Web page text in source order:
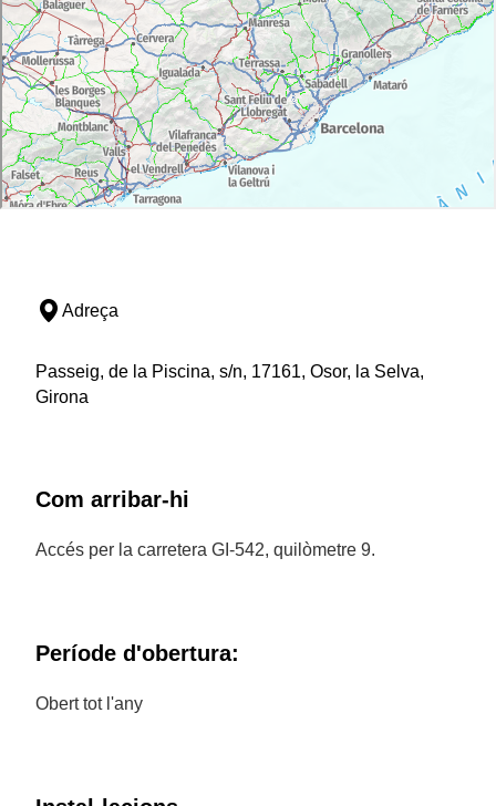
Adreça
Passeig, de la Piscina, s/n, 17161, Osor, la Selva,
Girona
Com arribar-hi
Accés per la carretera GI-542, quilòmetre 9.
Període d'obertura:
Obert tot l'any